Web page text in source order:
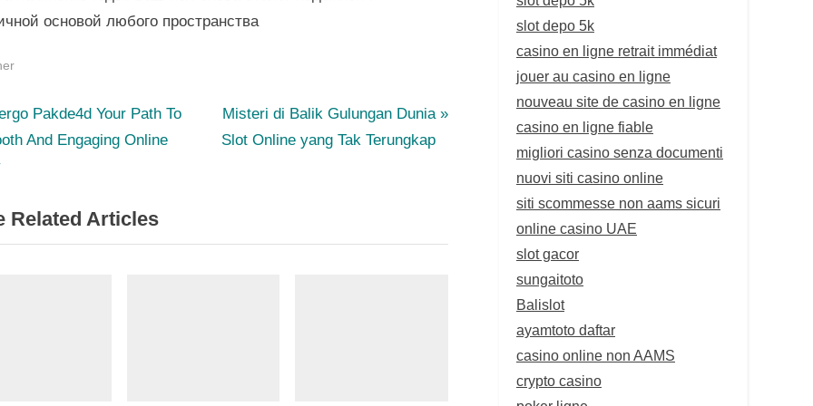
основой любого пространства
Pakde4d Your Path To
And Engaging Online
N
e
o
Misteri di Balik Gulungan Dunia
Slot Online yang Tak Terungkap
Related Articles
slot depo 5k
casino en ligne retrait immédiat
jouer au casino en ligne
nouveau site de casino en ligne
casino en ligne fiable
migliori casino senza documenti
nuovi siti casino online
siti scommesse non aams sicuri
online casino UAE
slot gacor
sungaitoto
Balislot
ayamtoto daftar
casino online non AAMS
crypto casino